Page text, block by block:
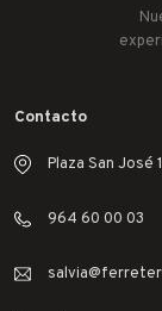
Contacto
Plaza San José
964 60 00 03